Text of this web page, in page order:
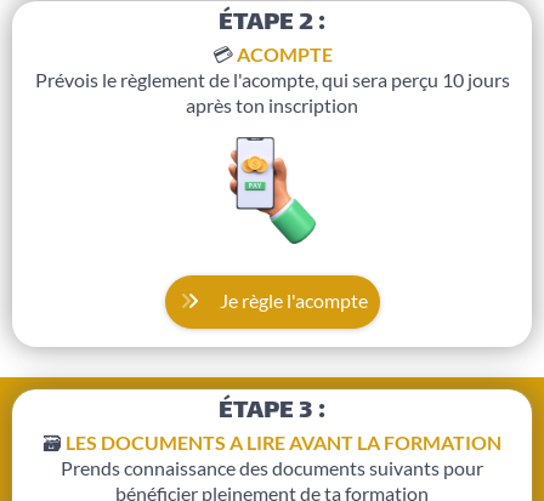
ÉTAPE 2 :
💳ACOMPTE
Prévois le règlement de l'acompte, qui sera perçu 10 jours
après ton inscription
Je règle l'acompte
ÉTAPE 3 :
🗃️ LES DOCUMENTS A LIRE AVANT LA FORMATION
Prends connaissance des documents suivants pour
bénéficier pleinement de ta formation